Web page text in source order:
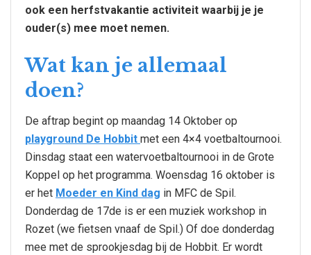
ook een herfstvakantie activiteit waarbij je je
ouder(s) mee moet nemen.
Wat kan je allemaal
doen?
De aftrap begint op maandag 14 Oktober op
playground De Hobbit met een 4×4 voetbaltournooi.
Dinsdag staat een watervoetbaltournooi in de Grote
Koppel op het programma. Woensdag 16 oktober is
er het Moeder en Kind dag in MFC de Spil.
Donderdag de 17de is er een muziek workshop in
Rozet (we fietsen vnaaf de Spil.) Of doe donderdag
mee met de sprookjesdag bij de Hobbit. Er wordt